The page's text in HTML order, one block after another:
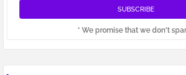
* We promise that we don't